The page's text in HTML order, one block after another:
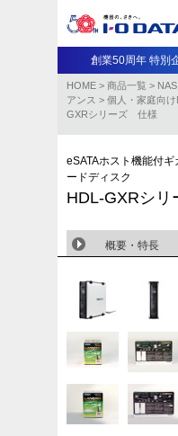
創業50周年 特別
HOME > 商品一覧 >
アンス​ > 個人・家庭向け
GXRシリーズ 仕様
eSATAホスト機能付
ードディスク
HDL-GXRシ
概要・特長